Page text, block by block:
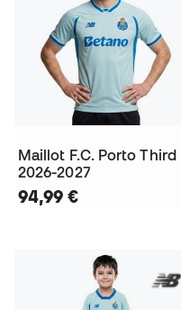
Maillot F.C. Porto Third
2026-2027
94,99 €